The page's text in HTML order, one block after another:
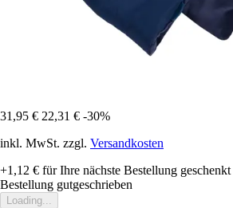
31,95 € 22,31 € -30%
inkl. MwSt. zzgl. Versandkosten
+1,12 € für Ihre nächste Bestellung geschenkt
Bestellung gutgeschrieben
Loading...